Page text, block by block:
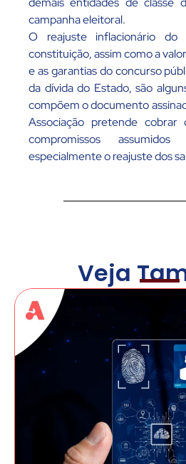
campanha eleitoral.
O reajuste inflacionário do
constituição, assim como a
e as garantias do concurso
da dívida do Estado, são
compõem o documento
Associação pretende
compromissos
especialmente o reajuste dos
Veja